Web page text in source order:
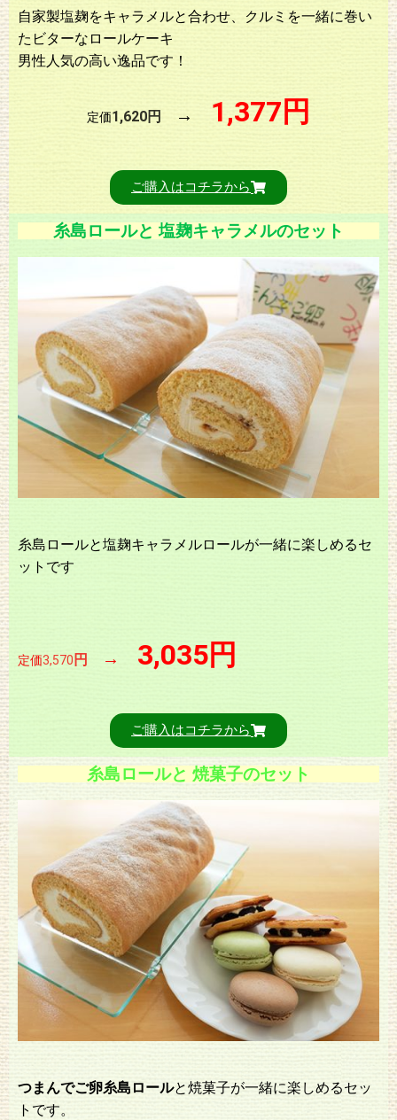
自家製塩麹をキャラメルと合わせ、クルミを一緒に巻い
たビターなロールケーキ
男性人気の高い逸品です！
定価1,620円 → 1,377円
ご購入はコチラから
糸島ロールと 塩麹キャラメルのセット
糸島ロールと塩麹キャラメルロールが一緒に楽しめるセ
ットです
定価3,570 円 → 3,035円
ご購入はコチラから
糸島ロールと 焼菓子のセット
つまんでご卵糸島ロールと焼菓子が一緒に楽しめるセッ
トです。